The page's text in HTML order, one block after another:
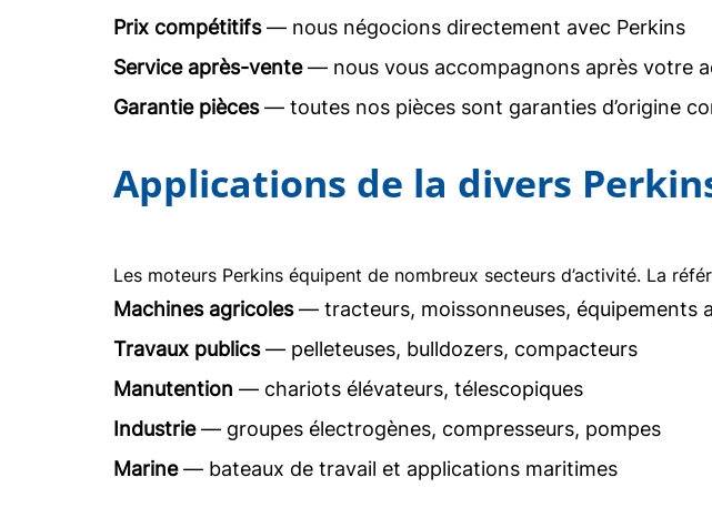
Prix compétitifs— nous négocions directement avec Perkins
Service après-vente— nous vous accompagnons après votre
Garantie pièces— toutes nos pièces sont garanties d’origine
Applications de la divers
Les moteurs Perkins équipent de nombreux secteurs d’activité. La
Machines agricoles— tracteurs, moissonneuses, équipements
Travaux publics— pelleteuses, bulldozers, compacteurs
Manutention — chariots élévateurs, télescopiques
Industrie— groupes électrogènes, compresseurs, pompes
Marine— bateaux de travail et applications maritimes